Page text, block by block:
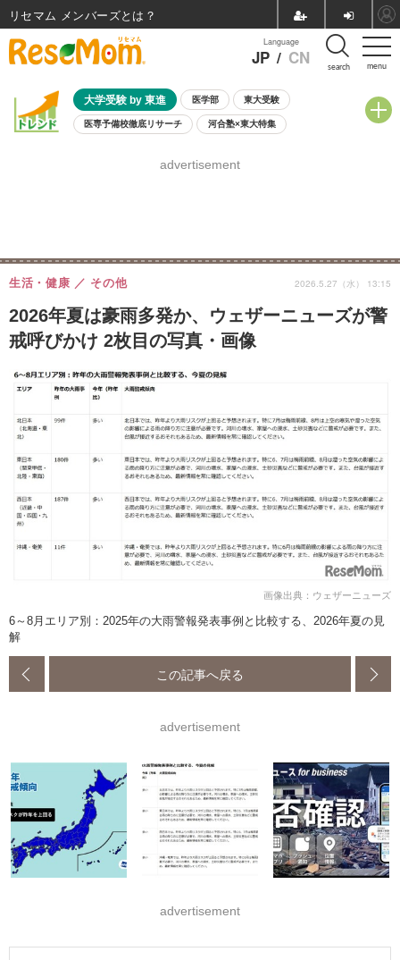
menu
Language
JP / CN search
大学受験 by 東進 医学部 東大受験
医専予備校徹底リサーチ 河合塾×東大特集
8月開催学校説明会・相談会
advertisement
2026年夏は豪雨多発か、ウェザーニューズが警
戒呼びかけ 2枚目の写真・画像
生活・健康 その他 2026.5.27（水） 13:15
画像出典：ウェザーニューズ
6～8月エリア別：2025年の大雨警報発表事例と比較する、2026年夏の見
解
この記事へ戻る
advertisement
advertisement
リセマム メンバーズ